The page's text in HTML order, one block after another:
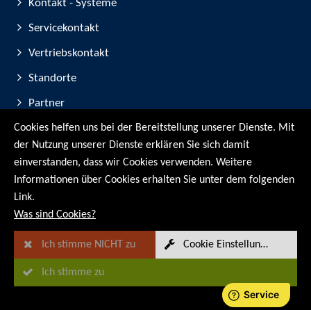
Kontakt - Systeme
Servicekontakt
Vertriebskontakt
Standorte
Partner
Geräte-Registrierung
Messe-Teilnahmen
Datenschutz
Cookies helfen uns bei der Bereitstellung unserer Dienste. Mit
der Nutzung unserer Dienste erklären Sie sich damit
einverstanden, dass wir Cookies verwenden. Weitere
Informationen über Cookies erhalten Sie unter dem folgenden
Link.
Was sind Cookies?
Ich stimme NICHT zu Cookie Einstellungen
Ich stimme zu